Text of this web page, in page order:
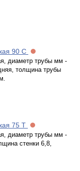
90 С
диаметр трубы мм -
толщина трубы
75 Т
диаметр трубы мм -
стенки 6,8,